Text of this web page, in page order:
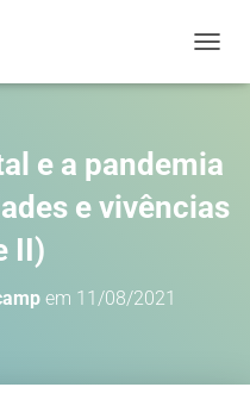
e a pandemia
e vivências
II)
em 11/08/2021